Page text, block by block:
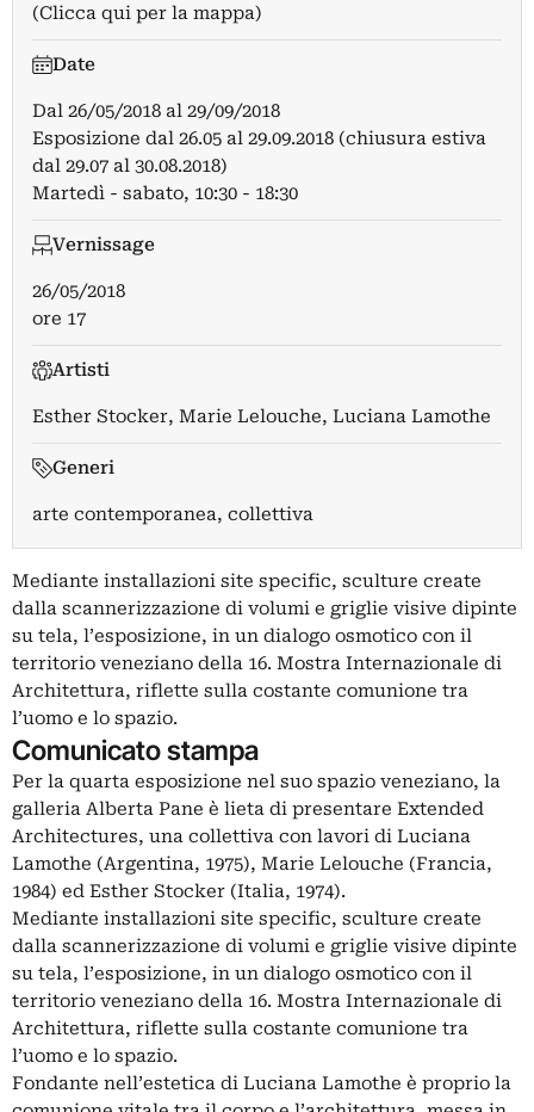
(Clicca qui per la mappa)
Date
Dal 26/05/2018 al 29/09/2018
Esposizione dal 26.05 al 29.09.2018 (chiusura estiva
dal 29.07 al 30.08.2018)
Martedì - sabato, 10:30 - 18:30
Vernissage
26/05/2018
ore 17
Artisti
Esther Stocker, Marie Lelouche, Luciana Lamothe
Generi
arte contemporanea, collettiva
Mediante installazioni site specific, sculture create
dalla scannerizzazione di volumi e griglie visive dipinte
su tela, l’esposizione, in un dialogo osmotico con il
territorio veneziano della 16. Mostra Internazionale di
Architettura, riflette sulla costante comunione tra
l’uomo e lo spazio.
Comunicato stampa
Per la quarta esposizione nel suo spazio veneziano, la
galleria Alberta Pane è lieta di presentare Extended
Architectures, una collettiva con lavori di Luciana
Lamothe (Argentina, 1975), Marie Lelouche (Francia,
1984) ed Esther Stocker (Italia, 1974).
Mediante installazioni site specific, sculture create
dalla scannerizzazione di volumi e griglie visive dipinte
su tela, l’esposizione, in un dialogo osmotico con il
territorio veneziano della 16. Mostra Internazionale di
Architettura, riflette sulla costante comunione tra
l’uomo e lo spazio.
Fondante nell’estetica di Luciana Lamothe è proprio la